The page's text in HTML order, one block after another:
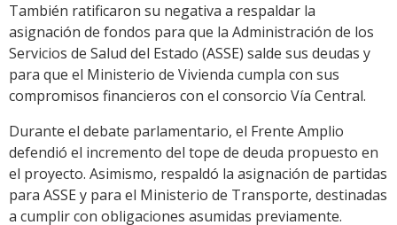
También ratificaron su negativa a respaldar la
asignación de fondos para que la Administración de los
Servicios de Salud del Estado (ASSE) salde sus deudas y
para que el Ministerio de Vivienda cumpla con sus
compromisos financieros con el consorcio Vía Central.
Durante el debate parlamentario, el Frente Amplio
defendió el incremento del tope de deuda propuesto en
el proyecto. Asimismo, respaldó la asignación de partidas
para ASSE y para el Ministerio de Transporte, destinadas
a cumplir con obligaciones asumidas previamente.